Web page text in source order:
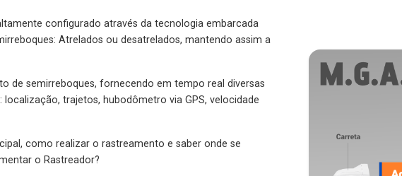
configurado através da tecnologia embarcada
Atrelados ou desatrelados, mantendo assim a
de semirreboques, fornecendo em tempo real diversas
trajetos, hubodômetro via GPS, velocidade
como realizar o rastreamento e saber onde se
o Rastreador?